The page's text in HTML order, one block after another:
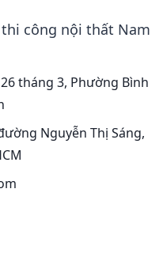
công nội thất Nam
tháng 3, Phường Bình
Nguyễn Thị Sáng,